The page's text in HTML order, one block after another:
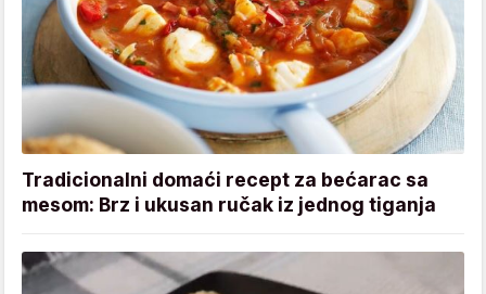
Tradicionalni domaći recept za bećarac sa
mesom: Brz i ukusan ručak iz jednog tiganja